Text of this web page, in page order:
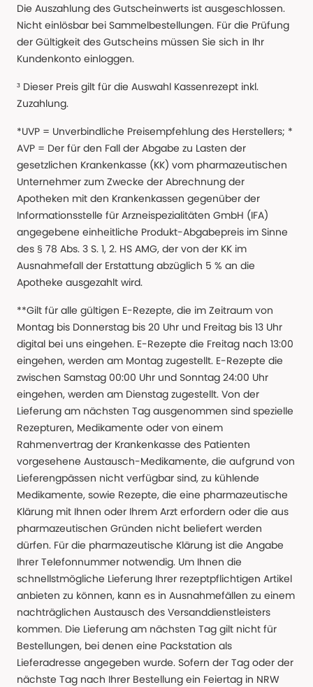
Die Auszahlung des Gutscheinwerts ist ausgeschlossen.
Nicht einlösbar bei Sammelbestellungen. Für die Prüfung
der Gültigkeit des Gutscheins müssen Sie sich in Ihr
Kundenkonto einloggen.
³ Dieser Preis gilt für die Auswahl Kassenrezept inkl.
Zuzahlung.
*UVP = Unverbindliche Preisempfehlung des Herstellers; *
AVP = Der für den Fall der Abgabe zu Lasten der
gesetzlichen Krankenkasse (KK) vom pharmazeutischen
Unternehmer zum Zwecke der Abrechnung der
Apotheken mit den Krankenkassen gegenüber der
Informationsstelle für Arzneispezialitäten GmbH (IFA)
angegebene einheitliche Produkt-Abgabepreis im Sinne
des § 78 Abs. 3 S. 1, 2. HS AMG, der von der KK im
Ausnahmefall der Erstattung abzüglich 5 % an die
Apotheke ausgezahlt wird.
**Gilt für alle gültigen E-Rezepte, die im Zeitraum von
Montag bis Donnerstag bis 20 Uhr und Freitag bis 13 Uhr
digital bei uns eingehen. E-Rezepte die Freitag nach 13:00
eingehen, werden am Montag zugestellt. E-Rezepte die
zwischen Samstag 00:00 Uhr und Sonntag 24:00 Uhr
eingehen, werden am Dienstag zugestellt. Von der
Lieferung am nächsten Tag ausgenommen sind spezielle
Rezepturen, Medikamente oder von einem
Rahmenvertrag der Krankenkasse des Patienten
vorgesehene Austausch-Medikamente, die aufgrund von
Lieferengpässen nicht verfügbar sind, zu kühlende
Medikamente, sowie Rezepte, die eine pharmazeutische
Klärung mit Ihnen oder Ihrem Arzt erfordern oder die aus
pharmazeutischen Gründen nicht beliefert werden
dürfen. Für die pharmazeutische Klärung ist die Angabe
Ihrer Telefonnummer notwendig. Um Ihnen die
schnellstmögliche Lieferung Ihrer rezeptpflichtigen Artikel
anbieten zu können, kann es in Ausnahmefällen zu einem
nachträglichen Austausch des Versanddienstleisters
kommen. Die Lieferung am nächsten Tag gilt nicht für
Bestellungen, bei denen eine Packstation als
Lieferadresse angegeben wurde. Sofern der Tag oder der
nächste Tag nach Ihrer Bestellung ein Feiertag in NRW